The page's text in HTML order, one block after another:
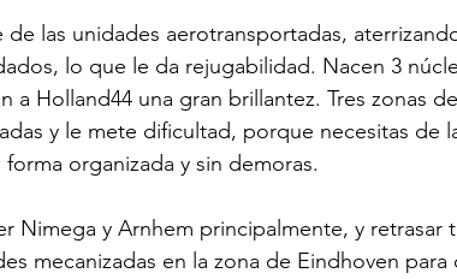
las unidades aerotransportadas,
lo que le da rejugabilidad. Nacen 3
a Holland44 una gran brillantez. Tres zonas
y le mete dificultad, porque necesitas de
organizada y sin demoras.
Nimega y Arnhem principalmente, y retrasar
mecanizadas en la zona de Eindhoven para